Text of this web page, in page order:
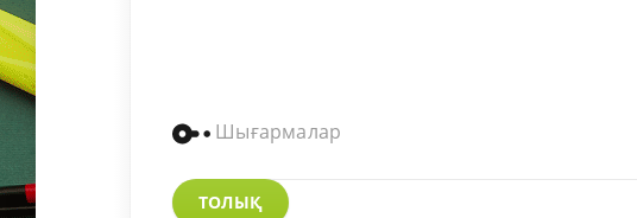
Шығармалар
ТОЛЫҚ